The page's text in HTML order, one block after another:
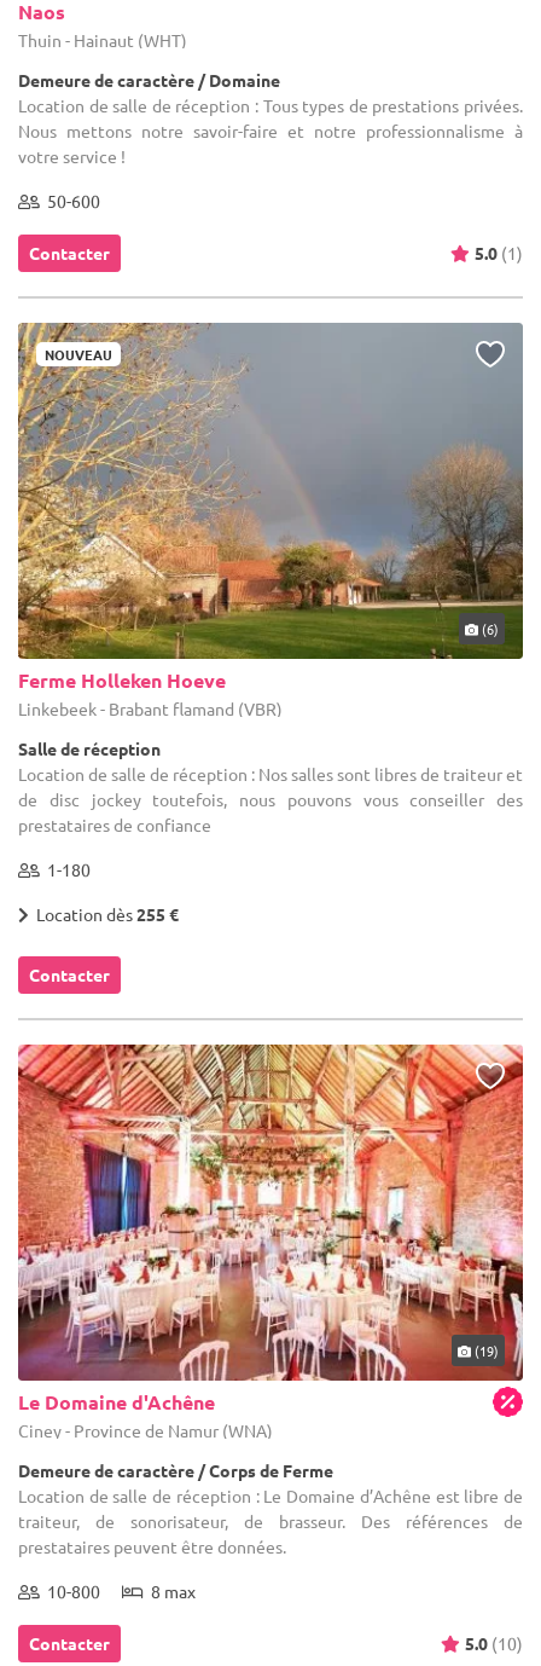
Naos
Thuin - Hainaut (WHT)
Demeure de caractère / Domaine
Location de salle de réception : Tous types de prestations privées.
Nous mettons notre savoir-faire et notre professionnalisme à
votre service !
50-600
Contacter 5.0 (1)
NOUVEAU
(6)
Ferme Holleken Hoeve
Linkebeek - Brabant flamand (VBR)
Salle de réception
Location de salle de réception : Nos salles sont libres de traiteur et
de disc jockey toutefois, nous pouvons vous conseiller des
prestataires de confiance
1-180
Location dès255 €
Contacter
(19)
Le Domaine d'Achêne
Ciney - Province de Namur (WNA)
Demeure de caractère / Corps de Ferme
Location de salle de réception : Le Domaine d’Achêne est libre de
traiteur, de sonorisateur, de brasseur. Des références de
prestataires peuvent être données.
10-800 8 max
Contacter 5.0 (10)